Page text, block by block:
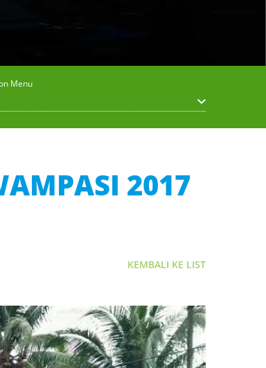
Menu
2017
KEMBALI KE LIST